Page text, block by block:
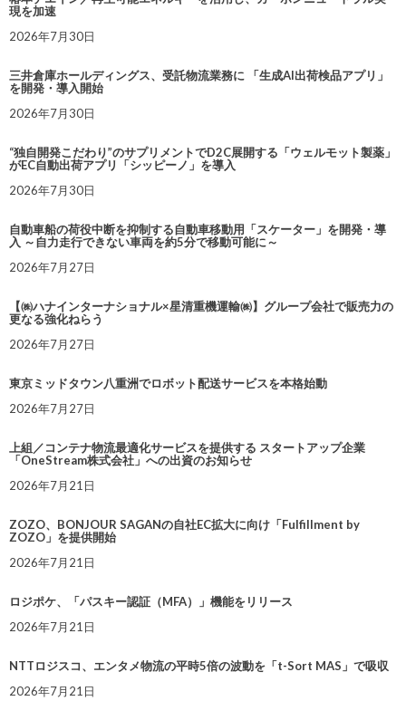
現を加速
2026年7月30日
三井倉庫ホールディングス、受託物流業務に 「生成AI出荷検品アプリ」
を開発・導入開始
2026年7月30日
“独自開発こだわり”のサプリメントでD2C展開する「ウェルモット製薬」
がEC自動出荷アプリ「シッピーノ」を導入
2026年7月30日
自動車船の荷役中断を抑制する自動車移動用「スケーター」を開発・導
入 ～自力走行できない車両を約5分で移動可能に～
2026年7月27日
【㈱ハナインターナショナル×星清重機運輸㈱】グループ会社で販売力の
更なる強化ねらう
2026年7月27日
東京ミッドタウン八重洲でロボット配送サービスを本格始動
2026年7月27日
上組／コンテナ物流最適化サービスを提供する スタートアップ企業
「OneStream株式会社」への出資のお知らせ
2026年7月21日
ZOZO、BONJOUR SAGANの自社EC拡大に向け「Fulfillment by
ZOZO」を提供開始
2026年7月21日
ロジポケ、「パスキー認証（MFA）」機能をリリース
2026年7月21日
NTTロジスコ、エンタメ物流の平時5倍の波動を「t-Sort MAS」で吸収
2026年7月21日